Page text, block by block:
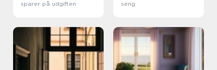
sparer på udgiften
seng